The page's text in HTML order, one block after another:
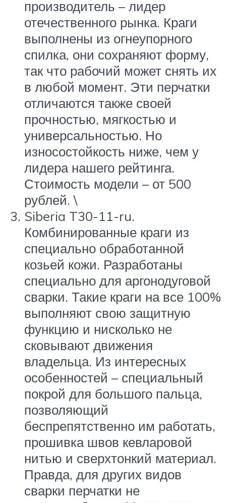
производитель – лидер
отечественного рынка. Краги
выполнены из огнеупорного
спилка, они сохраняют форму,
так что рабочий может снять их
в любой момент. Эти перчатки
отличаются также своей
прочностью, мягкостью и
универсальностью. Но
износостойкость ниже, чем у
лидера нашего рейтинга.
Стоимость модели – от 500
рублей. \
Siberia T30-11-ru.
Комбинированные краги из
специально обработанной
козьей кожи. Разработаны
специально для аргонодуговой
сварки. Такие краги на все 100%
выполняют свою защитную
функцию и нисколько не
сковывают движения
владельца. Из интересных
особенностей – специальный
покрой для большого пальца,
позволяющий
беспрепятственно им работать,
прошивка швов кевларовой
нитью и сверхтонкий материал.
Правда, для других видов
сварки перчатки не